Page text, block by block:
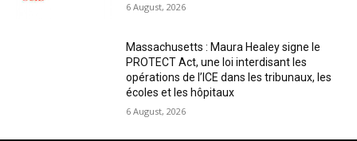
6 August, 2026
Massachusetts : Maura Healey signe le
PROTECT Act, une loi interdisant les
opérations de l’ICE dans les tribunaux, les
écoles et les hôpitaux
6 August, 2026